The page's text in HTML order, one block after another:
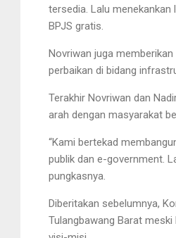
tersedia. Lalu
BPJS gratis.
Novriwan juga
perbaikan di bidang
Terakhir Novriwan dan
arah dengan masyarakat
“Kami bertekad
publik dan e-government.
pungkasnya.
Diberitakan sebelumnya,
Tulangbawang Barat